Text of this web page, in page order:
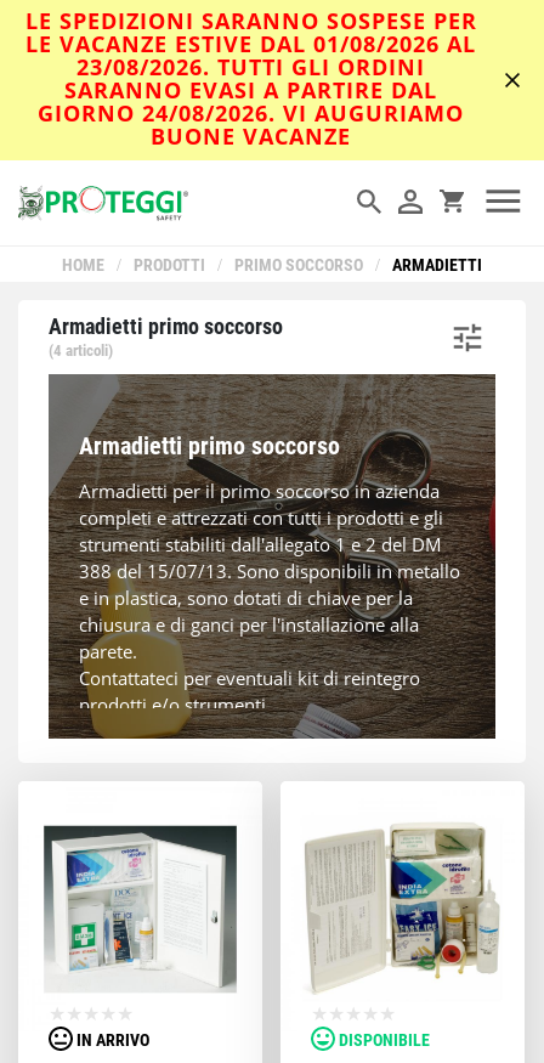
LE SPEDIZIONI SARANNO SOSPESE PER
LE VACANZE ESTIVE DAL 01/08/2026 AL
23/08/2026. TUTTI GLI ORDINI
SARANNO EVASI A PARTIRE DAL
GIORNO 24/08/2026. VI AUGURIAMO
BUONE VACANZE
HOME / PRODOTTI / PRIMO SOCCORSO / ARMADIETTI
Armadietti primo soccorso
(4 articoli)
Armadietti primo soccorso
Armadietti per il primo soccorso in azienda
completi e attrezzati con tutti i prodotti e gli
strumenti stabiliti dall'allegato 1 e 2 del DM
388 del 15/07/13. Sono disponibili in metallo
e in plastica, sono dotati di chiave per la
chiusura e di ganci per l'installazione alla
parete.
Contattateci per eventuali kit di reintegro
prodotti e/o strumenti.
IN ARRIVO DISPONIBILE